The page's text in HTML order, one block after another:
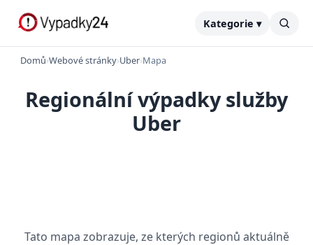
Kategorie ▾
Domů›Webové stránky›Uber›Mapa
Regionální výpadky služby
Uber
Tato mapa zobrazuje, ze kterých regionů aktuálně